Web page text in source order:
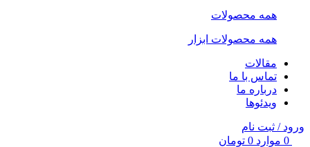
همه محصولات
همه محصولات ابزار
مقالات
تماس با ما
درباره ما
ویدئوها
ورود / ثبت نام
0 موارد 0 تومان